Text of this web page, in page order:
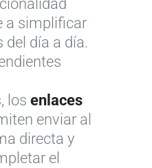
a simplificar
del día a día.
los enlaces
enviar al
directa y
el